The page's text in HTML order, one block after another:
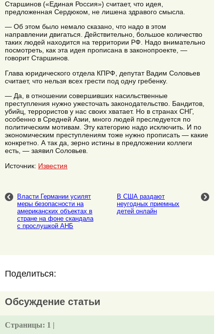
Старшинов («Единая Россия») считает, что идея,
предложенная Сердюком, не лишена здравого смысла.
— Об этом было немало сказано, что надо в этом
направлении двигаться. Действительно, большое количество
таких людей находится на территории РФ. Надо внимательно
посмотреть, как эта идея прописана в законопроекте, —
говорит Старшинов.
Глава юридического отдела КПРФ, депутат Вадим Соловьев
считает, что нельзя всех грести под одну гребенку.
— Да, в отношении совершивших насильственные
преступления нужно ужесточать законодательство. Бандитов,
убийц, террористов у нас своих хватает. Но в странах СНГ,
особенно в Средней Азии, много людей преследуется по
политическим мотивам. Эту категорию надо исключить. И по
экономическим преступлениям тоже нужно прописать — какие
конкретно. А так да, зерно истины в предложении коллеги
есть, — заявил Соловьев.
Источник: Известия
Власти Германии усилят
меры безопасности на
американских объектах в
стране на фоне скандала
с прослушкой АНБ
В США раздают
неугодных приемных
детей онлайн
Поделиться:
Обсуждение статьи
Страницы: 1 |